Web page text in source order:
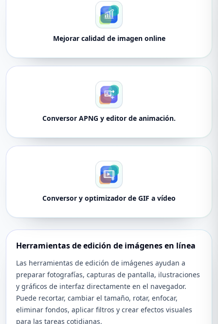
Mejorar calidad de imagen online
Conversor APNG y editor de animación.
Conversor y optimizador de GIF a vídeo
Herramientas de edición de imágenes en línea
Las herramientas de edición de imágenes ayudan a
preparar fotografías, capturas de pantalla, ilustraciones
y gráficos de interfaz directamente en el navegador.
Puede recortar, cambiar el tamaño, rotar, enfocar,
eliminar fondos, aplicar filtros y crear efectos visuales
para las tareas cotidianas.